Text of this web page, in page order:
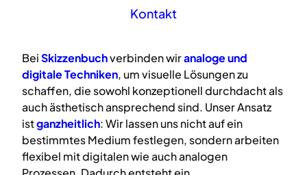
Kontakt
BeiSkizzenbuchverbinden wiranalogeund
digitaleTechniken, um visuelle Lösungen zu
schaffen, die sowohl konzeptionell durchdacht als
auch ästhetisch ansprechend sind. Unser Ansatz
istganzheitlich: Wir lassen uns nicht auf ein
bestimmtes Medium festlegen, sondern arbeiten
flexibel mit digitalen wie auch analogen